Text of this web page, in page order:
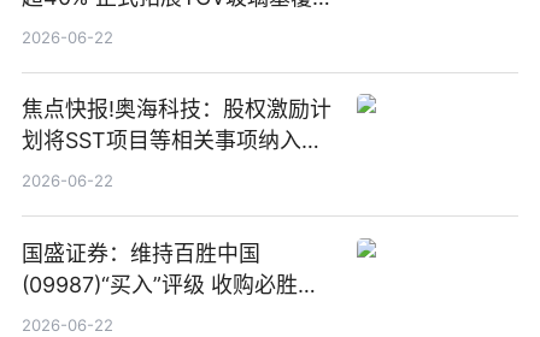
板新材料业务
2026-06-22
焦点快报!奥海科技：股权激励计
划将SST项目等相关事项纳入专
项业务发展考核指标
2026-06-22
国盛证券：维持百胜中国
(09987)“买入”评级 收购必胜客
中国增厚利润加速成长 信息
2026-06-22